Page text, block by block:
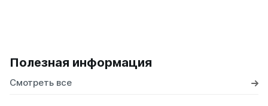
Полезная информация
Смотреть все